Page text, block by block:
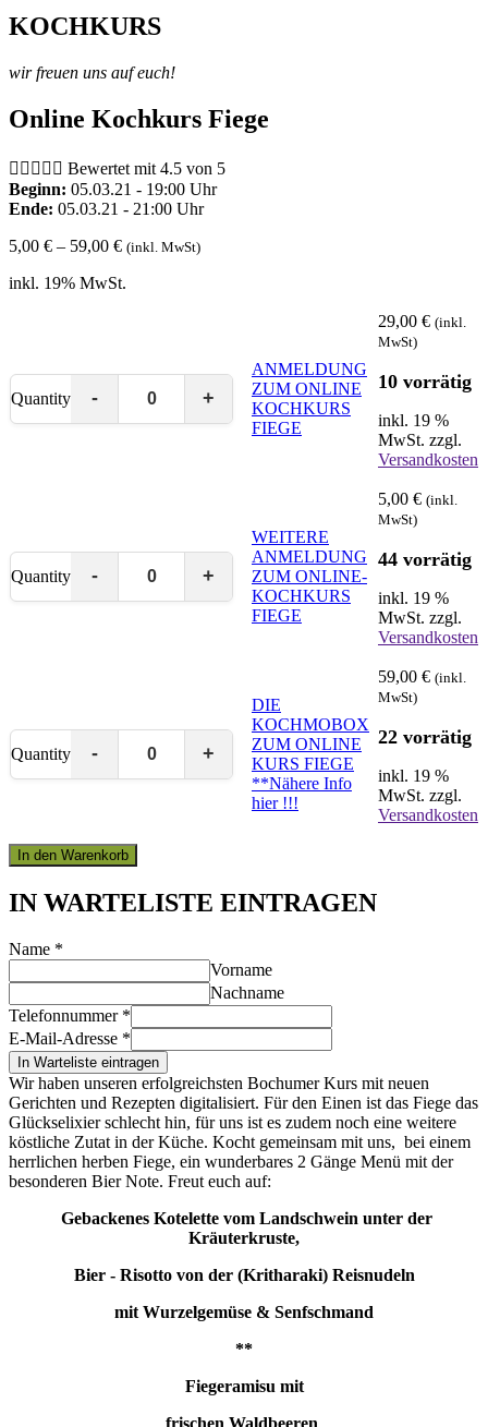
KOCHKURS
wir freuen uns auf euch!
Online Kochkurs Fiege
     Bewertet mit 4.5 von 5
Beginn: 05.03.21 - 19:00 Uhr
Ende: 05.03.21 - 21:00 Uhr
5,00 € – 59,00 € (inkl. MwSt)
inkl. 19% MwSt.
Quantity
ANMELDUNG
ZUM ONLINE
KOCHKURS
FIEGE
29,00 € (inkl.
MwSt)
10 vorrätig
inkl. 19 %
MwSt. zzgl.
Versandkosten
Quantity
WEITERE
ANMELDUNG
ZUM ONLINE-
KOCHKURS
FIEGE
5,00 € (inkl.
MwSt)
44 vorrätig
inkl. 19 %
MwSt. zzgl.
Versandkosten
Quantity
DIE
KOCHMOBOX
ZUM ONLINE
KURS FIEGE
**Nähere Info
hier !!!
59,00 € (inkl.
MwSt)
22 vorrätig
inkl. 19 %
MwSt. zzgl.
Versandkosten
In den Warenkorb
IN WARTELISTE EINTRAGEN
Name *
Vorname
Nachname
Telefonnummer *
E-Mail-Adresse *
In Warteliste eintragen
Wir haben unseren erfolgreichsten Bochumer Kurs mit neuen
Gerichten und Rezepten digitalisiert. Für den Einen ist das Fiege das
Glückselixier schlecht hin, für uns ist es zudem noch eine weitere
köstliche Zutat in der Küche. Kocht gemeinsam mit uns, bei einem
herrlichen herben Fiege, ein wunderbares 2 Gänge Menü mit der
besonderen Bier Note. Freut euch auf:
Gebackenes Kotelette vom Landschwein unter der
Kräuterkruste,
Bier - Risotto von der (Kritharaki) Reisnudeln
mit Wurzelgemüse & Senfschmand
**
Fiegeramisu mit
frischen Waldbeeren